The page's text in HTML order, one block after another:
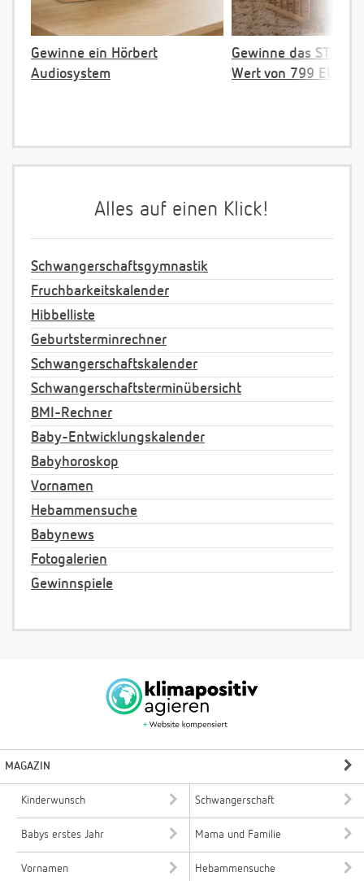
Gewinne ein Hörbert
Audiosystem
Gewinne das
Wert von 799 EUR
Alles auf einen Klick!
Schwangerschaftsgymnastik
Fruchbarkeitskalender
Hibbelliste
Geburtsterminrechner
Schwangerschaftskalender
Schwangerschaftsterminübersicht
BMI-Rechner
Baby-Entwicklungskalender
Babyhoroskop
Vornamen
Hebammensuche
Babynews
Fotogalerien
Gewinnspiele
MAGAZIN
Kinderwunsch Schwangerschaft
Babys erstes Jahr Mama und Familie
Vornamen Hebammensuche